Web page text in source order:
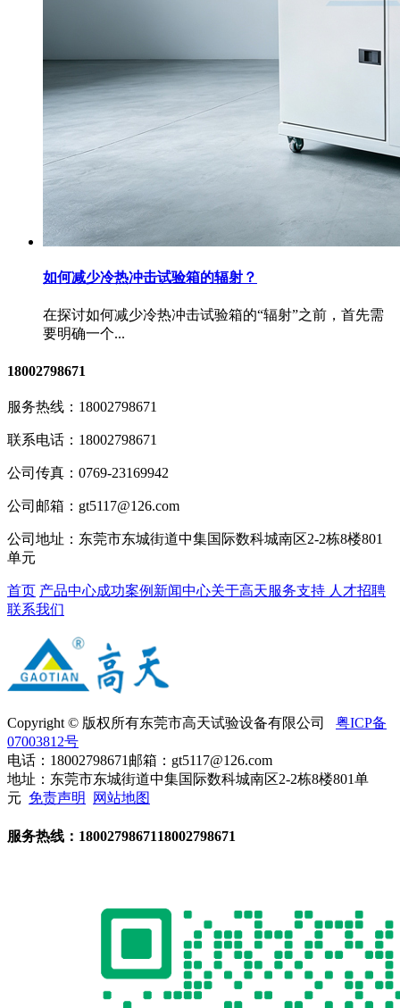
如何减少冷热冲击试验箱的辐射？
在探讨如何减少冷热冲击试验箱的“辐射”之前，首先需
要明确一个...
18002798671
服务热线： 18002798671
联系电话： 18002798671
公司传真： 0769-23169942
公司邮箱： gt5117@126.com
公司地址： 东莞市东城街道中集国际数科城南区2-2栋8楼801
单元
首页 产品中心成功案例 新闻中心关于高天服务支持 人才招聘
联系我们
Copyright © 版权所有东莞市高天试验设备有限公司 粤ICP备
07003812号
电话：18002798671 邮箱：gt5117@126.com
地址：东莞市东城街道中集国际数科城南区2-2栋8楼801单
元 免责声明 网站地图
服务热线： 1800279867118002798671